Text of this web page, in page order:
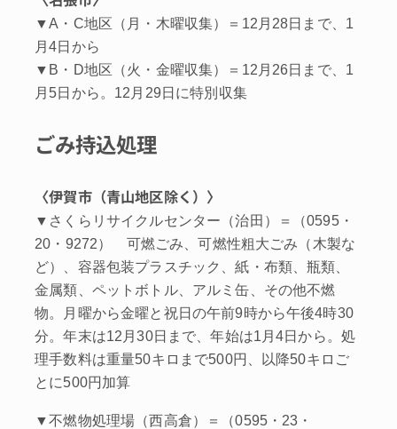
▼A・C地区（月・木曜収集）＝12月28日まで、1
月4日から
▼B・D地区（火・金曜収集）＝12月26日まで、1
月5日から。12月29日に特別収集
ごみ持込処理
〈伊賀市（青山地区除く）〉
▼さくらリサイクルセンター（治田）＝（0595・
20・9272） 可燃ごみ、可燃性粗大ごみ（木製な
ど）、容器包装プラスチック、紙・布類、瓶類、
金属類、ペットボトル、アルミ缶、その他不燃
物。月曜から金曜と祝日の午前9時から午後4時30
分。年末は12月30日まで、年始は1月4日から。処
理手数料は重量50キロまで500円、以降50キロご
とに500円加算
▼不燃物処理場（西高倉）＝（0595・23・